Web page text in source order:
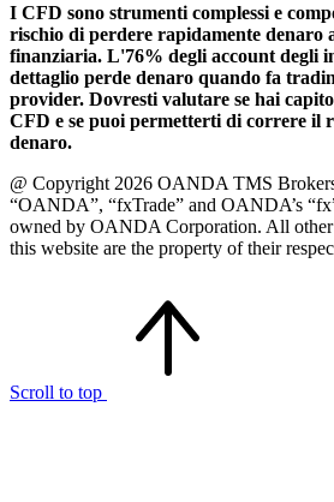
I CFD sono strumenti complessi e
rischio di perdere rapidamente denaro
finanziaria. L'76% degli account degli
dettaglio perde denaro quando fa
provider. Dovresti valutare se hai
CFD e se puoi permetterti di correre il
denaro.
@ Copyright 2026 OANDA TMS
“OANDA”, “fxTrade” and OANDA’s
owned by OANDA Corporation. All other
this website are the property of their
Scroll to top